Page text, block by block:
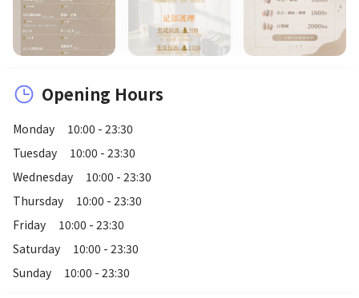
Opening Hours
Monday
10:00 - 23:30
Tuesday
10:00 - 23:30
Wednesday
10:00 - 23:30
Thursday
10:00 - 23:30
Friday
10:00 - 23:30
Saturday
10:00 - 23:30
Sunday
10:00 - 23:30